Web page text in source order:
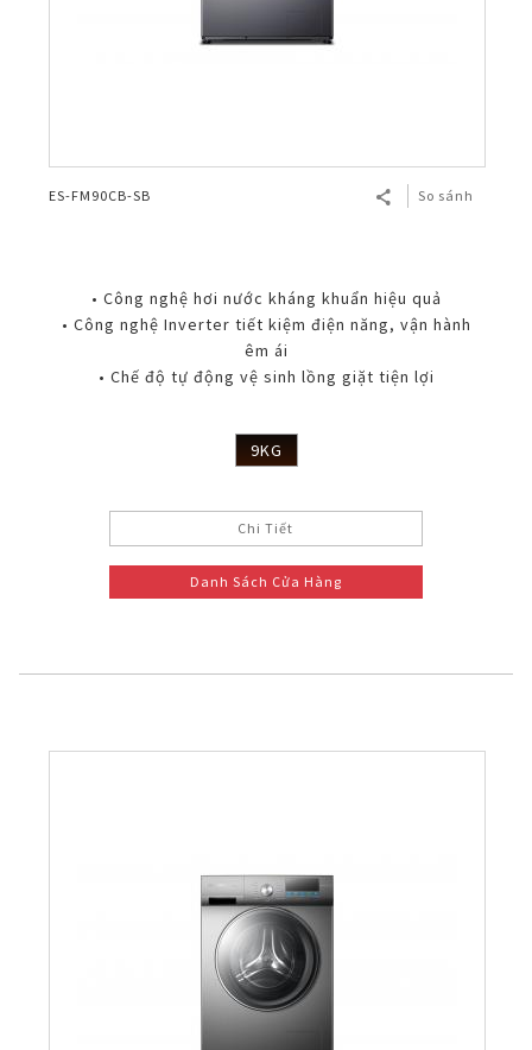
ES-FM90CB-SB So sánh
• Công nghệ hơi nước kháng khuẩn hiệu quả
• Công nghệ Inverter tiết kiệm điện năng, vận hành
êm ái
• Chế độ tự động vệ sinh lồng giặt tiện lợi
9KG
Chi Tiết
Danh Sách Cửa Hàng